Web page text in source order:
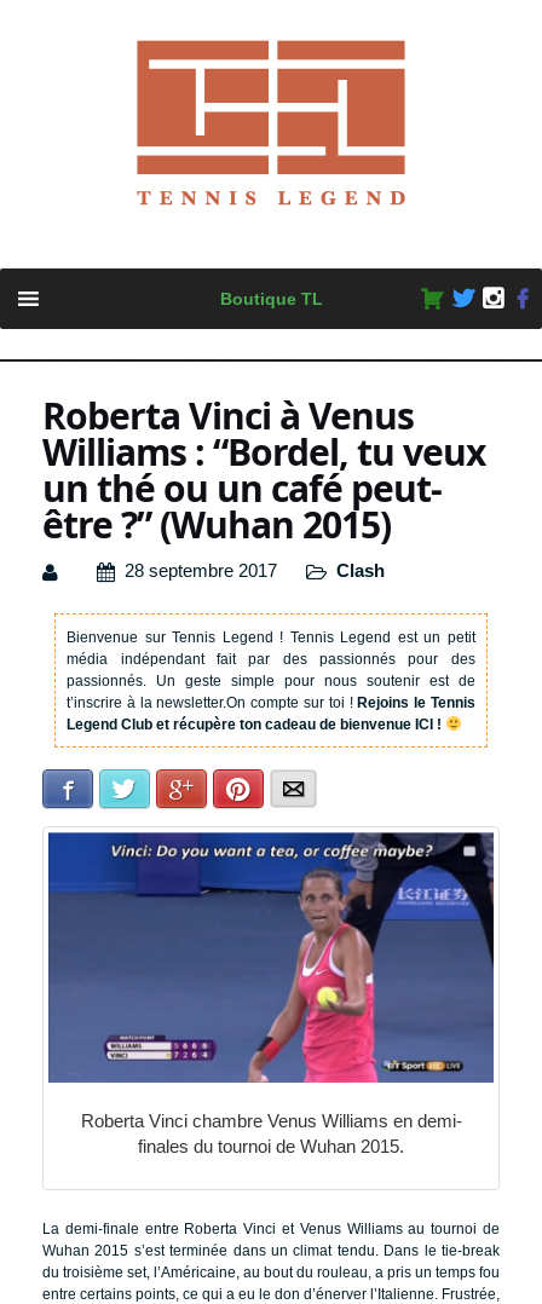
content
Boutique TL
Roberta Vinci à Venus
Williams : “Bordel, tu veux
un thé ou un café peut-
être ?” (Wuhan 2015)
28 septembre 2017 Clash
Bienvenue sur Tennis Legend ! Tennis Legend est un petit
média indépendant fait par des passionnés pour des
passionnés. Un geste simple pour nous soutenir est de
t’inscrire à la newsletter.On compte sur toi !Rejoins le Tennis
Legend Club et récupère ton cadeau de bienvenue ICI !
Facebook Twitter Google+Pinterest
Roberta Vinci chambre Venus Williams en demi-
finales du tournoi de Wuhan 2015.
La demi-finale entre Roberta Vinci et Venus Williams au tournoi de
Wuhan 2015 s’est terminée dans un climat tendu. Dans le tie-break
du troisième set, l’Américaine, au bout du rouleau, a pris un temps fou
entre certains points, ce qui a eu le don d’énerver l’Italienne. Frustrée,